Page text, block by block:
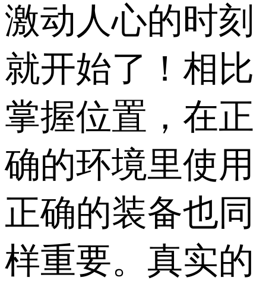
激动人心的时刻
就开始了！相比
掌握位置，在正
确的环境里使用
正确的装备也同
样重要。真实的